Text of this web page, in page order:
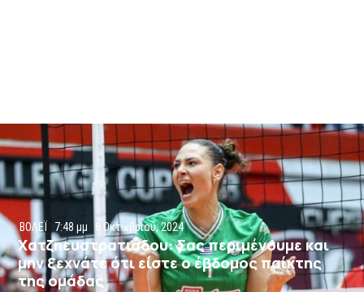
ΒΟΛΕΪ 7:48 μμ 8 Οκτωβρίου, 2024
Χατζηευστρατιάδου: Σας περιμένουμε και
μην ξεχνάτε ότι είστε ο έβδομος παίκτης
της ομάδας